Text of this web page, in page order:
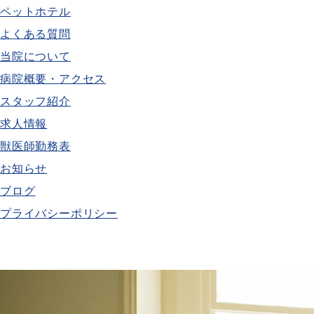
ペットホテル
よくある質問
当院について
病院概要・アクセス
スタッフ紹介
求人情報
獣医師勤務表
お知らせ
ブログ
プライバシーポリシー